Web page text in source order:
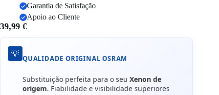
Garantia de Satisfação
Apoio ao Cliente
39,99 €
💡 QUALIDADE ORIGINAL OSRAM
Substituição perfeita para o seu Xenon de
origem. Fiabilidade e visibilidade superiores